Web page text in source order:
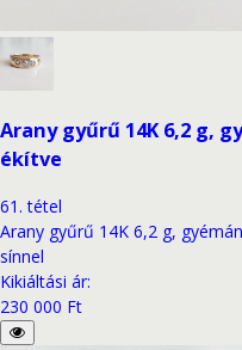
Arany gyűrű 14K 6,2 g,
ékítve
61 . tétel
Arany gyűrű 14K 6,2 g,
sínnel
Kikiáltási ár:
230 000 Ft